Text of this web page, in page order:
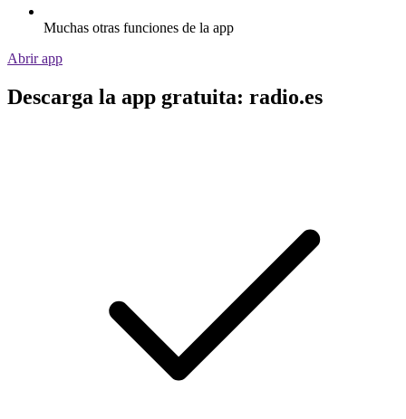
Muchas otras funciones de la app
Abrir app
Descarga la app gratuita: radio.es